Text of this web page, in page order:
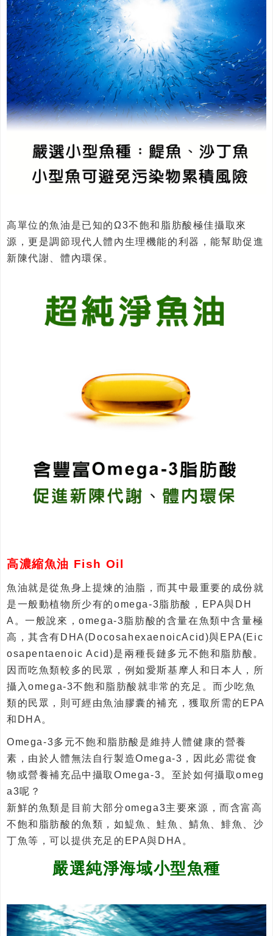
高單位的魚油是已知的Ω3不飽和脂肪酸極佳攝取來
源，更是調節現代人體內生理機能的利器，能幫助促進
新陳代謝、體內環保。
高濃縮魚油 Fish Oil
魚油就是從魚身上提煉的油脂，而其中最重要的成份就
是一般動植物所少有的omega-3脂肪酸，EPA與DH
A。一般說來，omega-3脂肪酸的含量在魚類中含量極
高，其含有DHA(DocosahexaenoicAcid)與EPA(Eic
osapentaenoic Acid)是兩種長鏈多元不飽和脂肪酸。
因而吃魚類較多的民眾，例如愛斯基摩人和日本人，所
攝入omega-3不飽和脂肪酸就非常的充足。而少吃魚
類的民眾，則可經由魚油膠囊的補充，獲取所需的EPA
和DHA。
Omega-3多元不飽和脂肪酸是維持人體健康的營養
素，由於人體無法自行製造Omega-3，因此必需從食
物或營養補充品中攝取Omega-3。至於如何攝取omeg
a3呢？
新鮮的魚類是目前大部分omega3主要來源，而含富高
不飽和脂肪酸的魚類，如鯷魚、鮭魚、鯖魚、鯡魚、沙
丁魚等，可以提供充足的EPA與DHA。
嚴選純淨海域小型魚種